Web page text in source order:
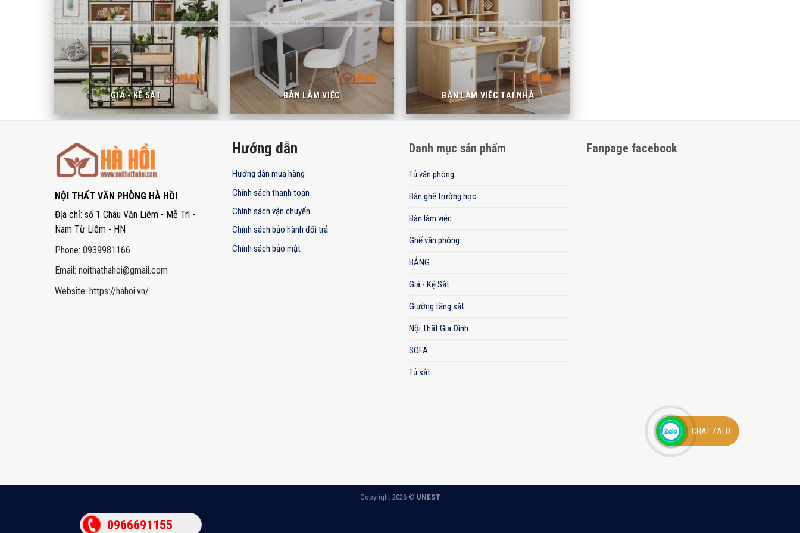
0966691155
GIÁ - KỆ SẮT BÀN LÀM VIỆC BÀN LÀM VIỆC TẠI NHÀ
NỘI THẤT VĂN PHÒNG HÀ HỒI
Địa chỉ: số 1 Châu Văn Liêm - Mễ Trì -
Nam Từ Liêm - HN
Phone: 0939981166
Email: noithathahoi@gmail.com
Website: https://hahoi.vn/
Hướng dẫn
Hướng dẫn mua hàng
Chính sách thanh toán
Chính sách vận chuyển
Chính sách bảo hành đổi trả
Chính sách bảo mật
Danh mục sản phẩm
Tủ văn phòng
Bàn ghế trường học
Bàn làm việc
Ghế văn phòng
BẢNG
Giá - Kệ Sắt
Giường tầng sắt
Nội Thất Gia Đình
SOFA
Tủ sắt
Fanpage facebook
Copyright 2026 © UNEST
CHAT ZALO